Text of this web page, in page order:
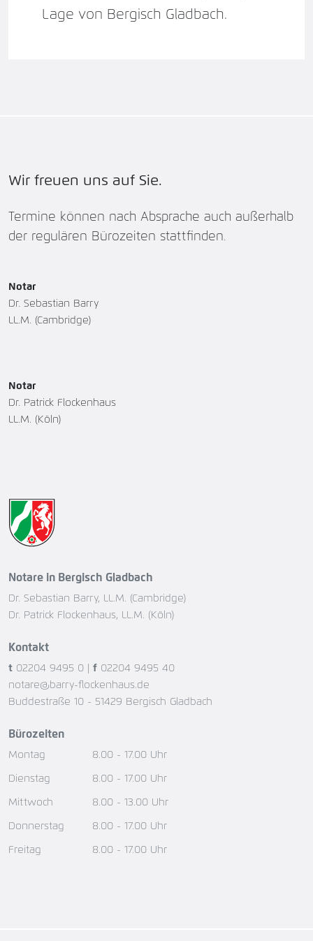
Lage von Bergisch Gladbach.
Wir freuen uns auf Sie.
Termine können nach Absprache auch außerhalb
der regulären Bürozeiten stattfinden.
Notar
Dr. Sebastian Barry
LL.M. (Cambridge)
Notar
Dr. Patrick Flockenhaus
LL.M. (Köln)
Notare in Bergisch Gladbach
Dr. Sebastian Barry, LL.M. (Cambridge)
Dr. Patrick Flockenhaus, LL.M. (Köln)
Kontakt
t 02204 9495 0 f 02204 9495 40
notare@barry-flockenhaus.de
Buddestraße 10 - 51429 Bergisch Gladbach
Bürozeiten
Montag 8.00 - 17.00 Uhr
Dienstag 8.00 - 17.00 Uhr
Mittwoch 8.00 - 13.00 Uhr
Donnerstag 8.00 - 17.00 Uhr
Freitag 8.00 - 17.00 Uhr